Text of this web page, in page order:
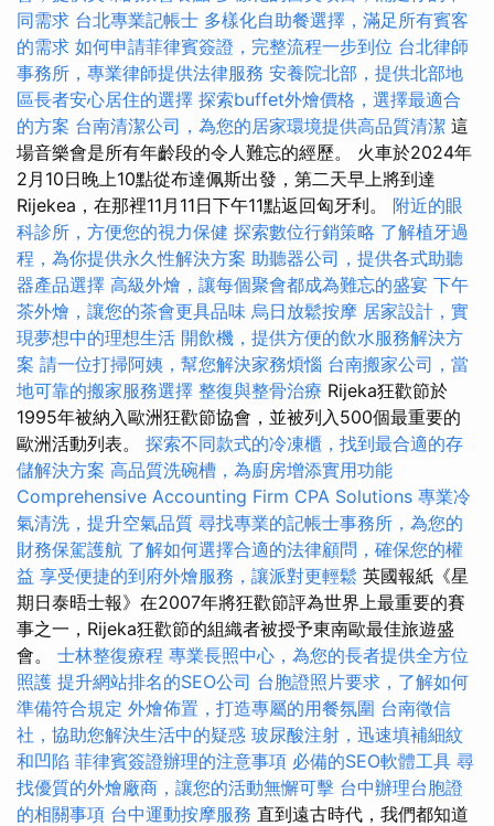
同需求 台北專業記帳士 多樣化自助餐選擇，滿足所有賓客
的需求 如何申請菲律賓簽證，完整流程一步到位 台北律師
事務所，專業律師提供法律服務 安養院北部，提供北部地
區長者安心居住的選擇 探索buffet外燴價格，選擇最適合
的方案 台南清潔公司，為您的居家環境提供高品質清潔 這
場音樂會是所有年齡段的令人難忘的經歷。 火車於2024年
2月10日晚上10點從布達佩斯出發，第二天早上將到達
Rijekea，在那裡11月11日下午11點返回匈牙利。 附近的眼
科診所，方便您的視力保健 探索數位行銷策略 了解植牙過
程，為你提供永久性解決方案 助聽器公司，提供各式助聽
器產品選擇 高級外燴，讓每個聚會都成為難忘的盛宴 下午
茶外燴，讓您的茶會更具品味 烏日放鬆按摩 居家設計，實
現夢想中的理想生活 開飲機，提供方便的飲水服務解決方
案 請一位打掃阿姨，幫您解決家務煩惱 台南搬家公司，當
地可靠的搬家服務選擇 整復與整骨治療 Rijeka狂歡節於
1995年被納入歐洲狂歡節協會，並被列入500個最重要的
歐洲活動列表。 探索不同款式的冷凍櫃，找到最合適的存
儲解決方案 高品質洗碗槽，為廚房增添實用功能
Comprehensive Accounting Firm CPA Solutions 專業冷
氣清洗，提升空氣品質 尋找專業的記帳士事務所，為您的
財務保駕護航 了解如何選擇合適的法律顧問，確保您的權
益 享受便捷的到府外燴服務，讓派對更輕鬆 英國報紙《星
期日泰晤士報》在2007年將狂歡節評為世界上最重要的賽
事之一，Rijeka狂歡節的組織者被授予東南歐最佳旅遊盛
會。 士林整復療程 專業長照中心，為您的長者提供全方位
照護 提升網站排名的SEO公司 台胞證照片要求，了解如何
準備符合規定 外燴佈置，打造專屬的用餐氛圍 台南徵信
社，協助您解決生活中的疑惑 玻尿酸注射，迅速填補細紋
和凹陷 菲律賓簽證辦理的注意事項 必備的SEO軟體工具 尋
找優質的外燴廠商，讓您的活動無懈可擊 台中辦理台胞證
的相關事項 台中運動按摩服務 直到遠古時代，我們都知道